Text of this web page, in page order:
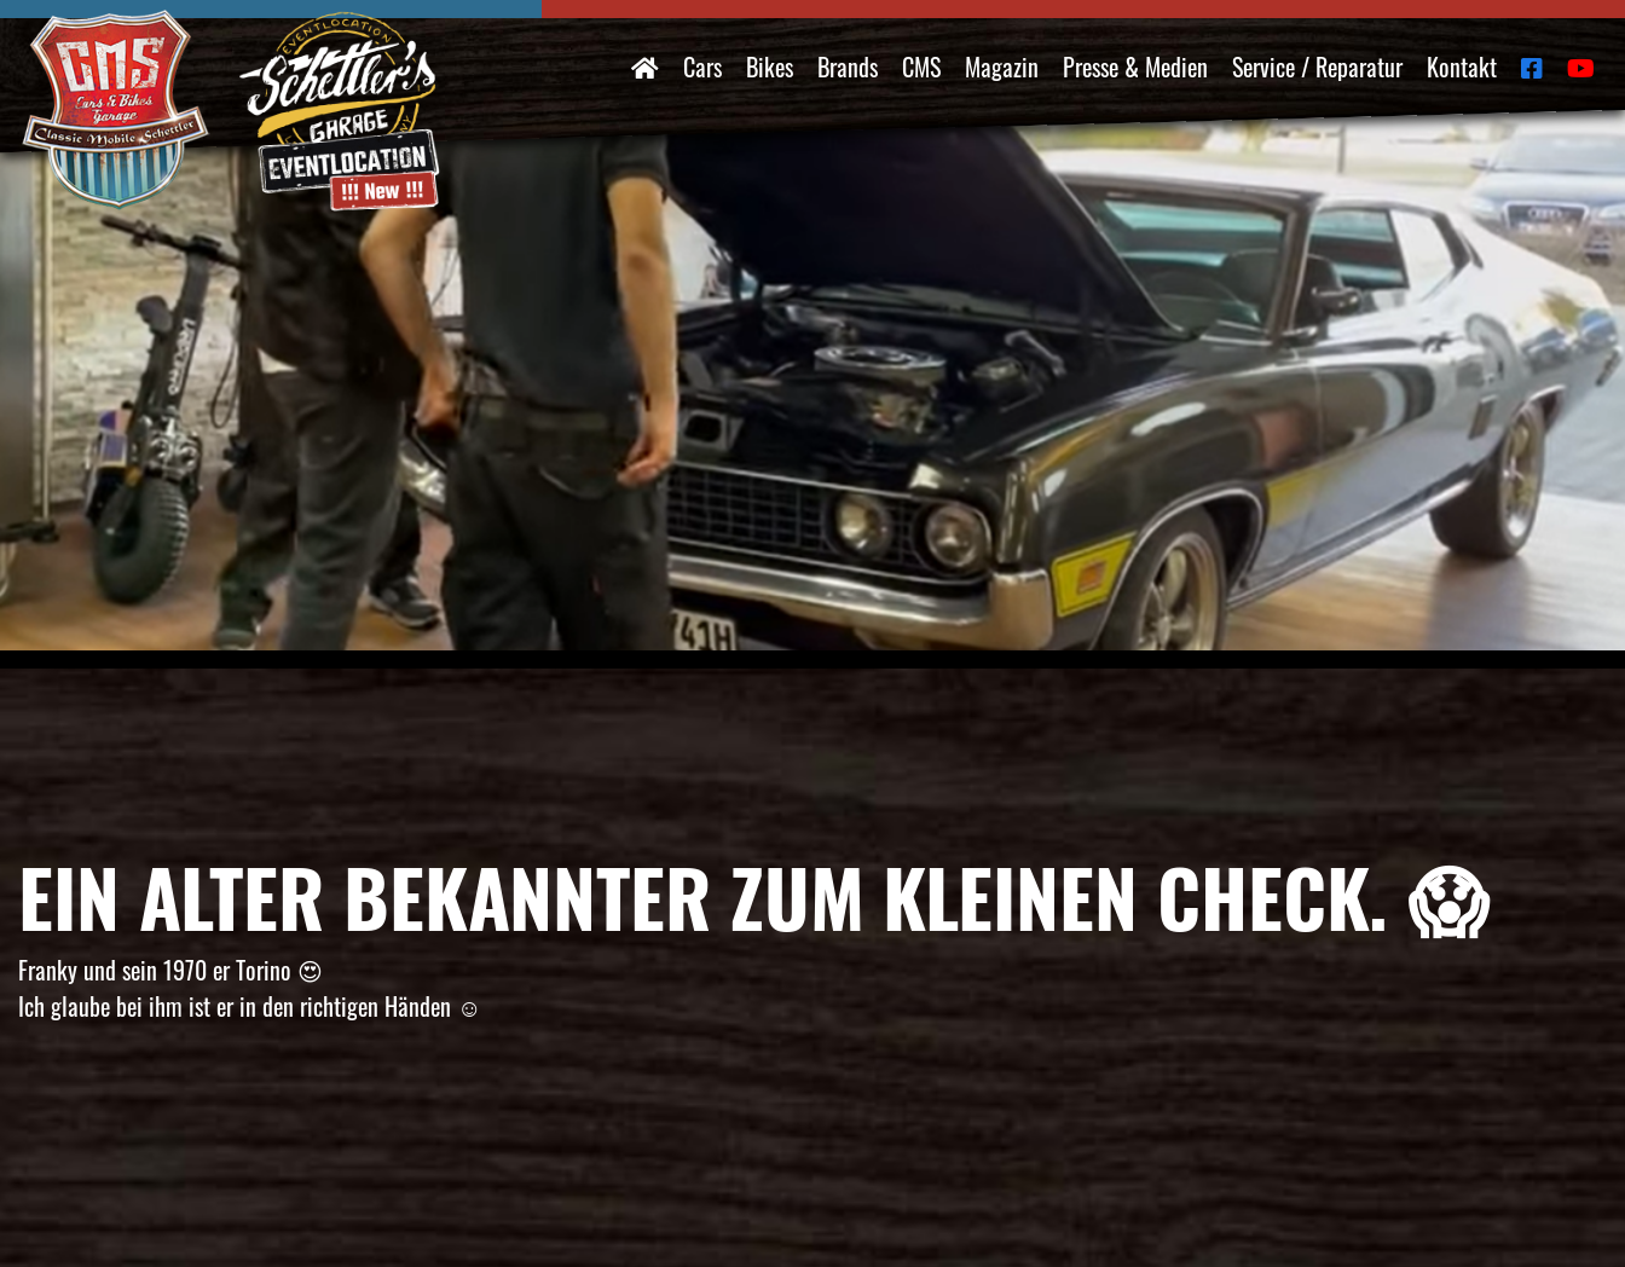
EIN ALTER BEKANNTER ZUM KLEINEN CHECK. 😱
Franky und sein 1970 er Torino 😍
Ich glaube bei ihm ist er in den richtigen Händen ☺️
Cars Bikes Brands CMS Magazin Presse & Medien Service / Reparatur Kontakt